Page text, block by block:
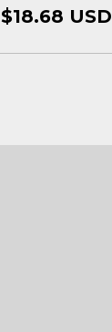
$18.68 USD